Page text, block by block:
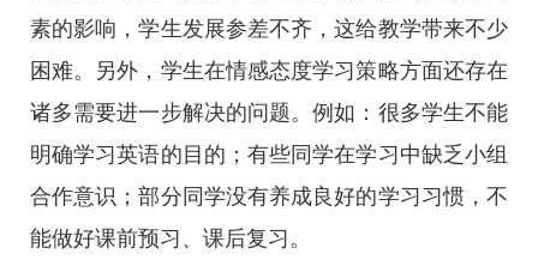
素的影响，学生发展参差不齐，这给教学带来不少
困难。另外，学生在情感态度学习策略方面还存在
诸多需要进一步解决的问题。例如：很多学生不能
明确学习英语的目的；有些同学在学习中缺乏小组
合作意识；部分同学没有养成良好的学习习惯，不
能做好课前预习、课后复习。